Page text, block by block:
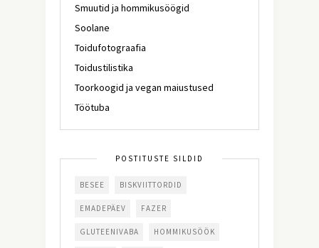
Smuutid ja hommikusöögid
Soolane
Toidufotograafia
Toidustilistika
Toorkoogid ja vegan maiustused
Töötuba
POSTITUSTE SILDID
BESEE BISKVIITTORDID
EMADEPÄEV FAZER
GLUTEENIVABA HOMMIKUSÖÖK